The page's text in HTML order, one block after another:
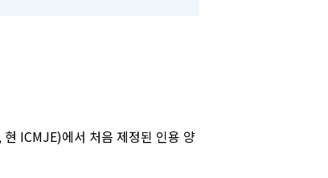
ICMJE)에서 처음 제정된 인용 양